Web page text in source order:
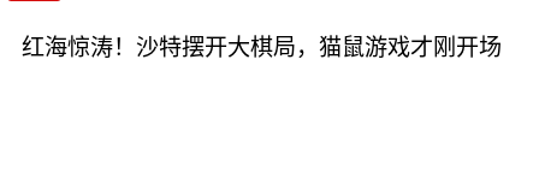
红海惊涛！沙特摆开大棋局，猫鼠游戏才刚开场